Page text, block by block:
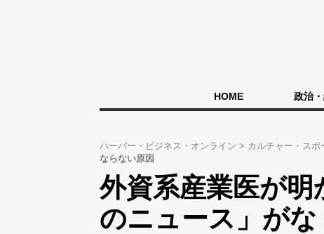
HOME 政治
ハーバー・ビジネス・オンライン カルチャー・スポ
ならない原因
外資系産業医が
のニュース」が